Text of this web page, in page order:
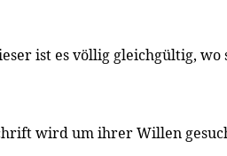
ist es völlig gleichgültig, wo
wird um ihrer Willen